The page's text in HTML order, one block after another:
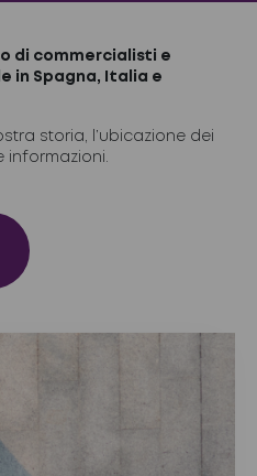
di commercialisti e
in Spagna, Italia e
storia, l’ubicazione dei
informazioni.